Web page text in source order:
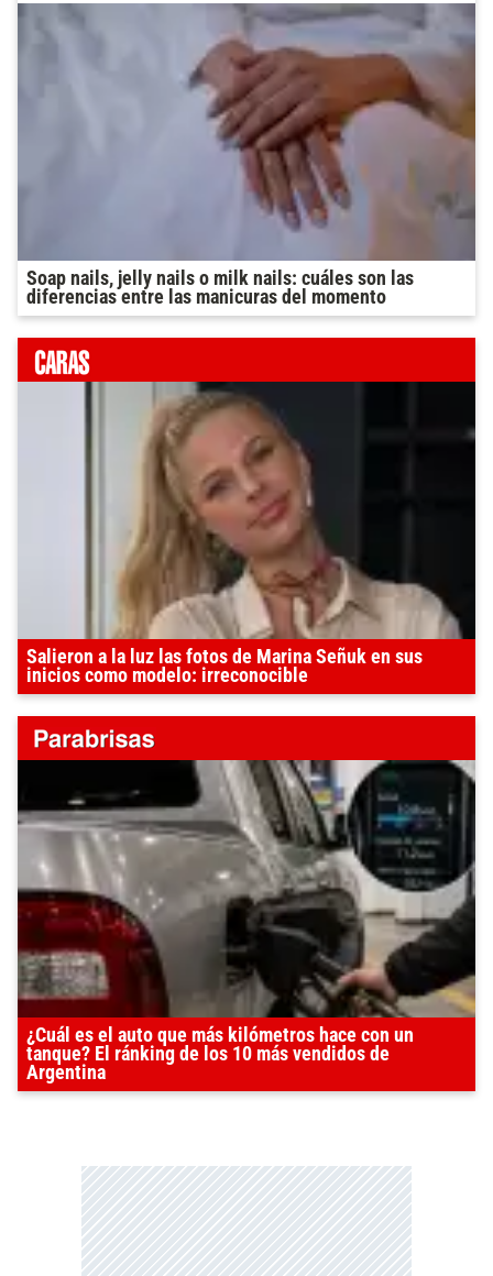
Soap nails, jelly nails o milk nails: cuáles son las
diferencias entre las manicuras del momento
Salieron a la luz las fotos de Marina Señuk en sus
inicios como modelo: irreconocible
¿Cuál es el auto que más kilómetros hace con un
tanque? El ránking de los 10 más vendidos de
Argentina